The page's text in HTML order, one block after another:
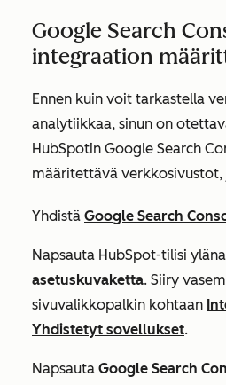
Google Search
integraation
Ennen kuin voit tarkastella
analytiikkaa, sinun on
HubSpotin Google Search
määritettävä verkkosivustot,
Yhdistä Google Search
Napsauta HubSpot-tilisi
asetuskuvaketta. Siiry
sivuvalikkopalkin kohtaan
Yhdistetyt sovellukset.
Napsauta Google Search